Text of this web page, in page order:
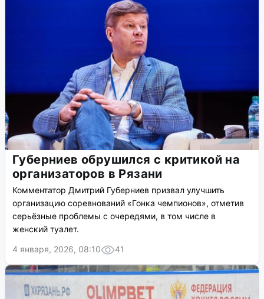
Губерниев обрушился с критикой на
организаторов в Рязани
Комментатор Дмитрий Губерниев призвал улучшить
организацию соревнований «Гонка чемпионов», отметив
серьёзные проблемы с очередями, в том числе в
женский туалет.
4 января, 2026, 08:10
41